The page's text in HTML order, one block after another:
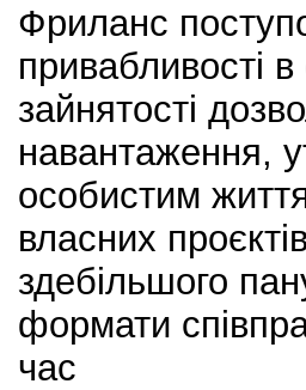
Фриланс
привабливості
зайнятості
навантаження,
особистим
власних
здебільшого
формати
час